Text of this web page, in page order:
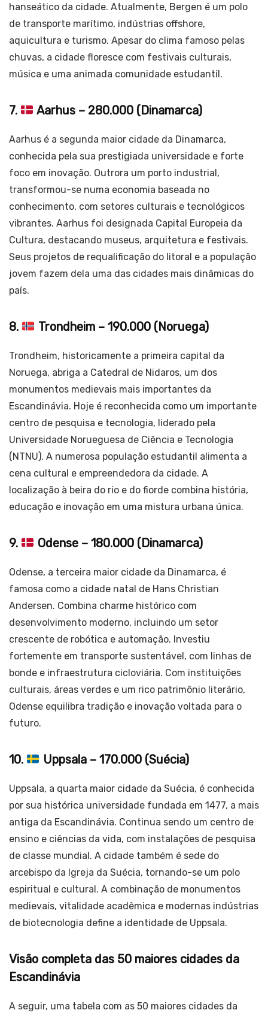
hanseático da cidade. Atualmente, Bergen é um polo
de transporte marítimo, indústrias offshore,
aquicultura e turismo. Apesar do clima famoso pelas
chuvas, a cidade floresce com festivais culturais,
música e uma animada comunidade estudantil.
7. Aarhus – 280.000 (Dinamarca)
Aarhus é a segunda maior cidade da Dinamarca,
conhecida pela sua prestigiada universidade e forte
foco em inovação. Outrora um porto industrial,
transformou-se numa economia baseada no
conhecimento, com setores culturais e tecnológicos
vibrantes. Aarhus foi designada Capital Europeia da
Cultura, destacando museus, arquitetura e festivais.
Seus projetos de requalificação do litoral e a população
jovem fazem dela uma das cidades mais dinâmicas do
país.
8. Trondheim – 190.000 (Noruega)
Trondheim, historicamente a primeira capital da
Noruega, abriga a Catedral de Nidaros, um dos
monumentos medievais mais importantes da
Escandinávia. Hoje é reconhecida como um importante
centro de pesquisa e tecnologia, liderado pela
Universidade Norueguesa de Ciência e Tecnologia
(NTNU). A numerosa população estudantil alimenta a
cena cultural e empreendedora da cidade. A
localização à beira do rio e do fiorde combina história,
educação e inovação em uma mistura urbana única.
9. Odense – 180.000 (Dinamarca)
Odense, a terceira maior cidade da Dinamarca, é
famosa como a cidade natal de Hans Christian
Andersen. Combina charme histórico com
desenvolvimento moderno, incluindo um setor
crescente de robótica e automação. Investiu
fortemente em transporte sustentável, com linhas de
bonde e infraestrutura cicloviária. Com instituições
culturais, áreas verdes e um rico patrimônio literário,
Odense equilibra tradição e inovação voltada para o
futuro.
10. Uppsala – 170.000 (Suécia)
Uppsala, a quarta maior cidade da Suécia, é conhecida
por sua histórica universidade fundada em 1477, a mais
antiga da Escandinávia. Continua sendo um centro de
ensino e ciências da vida, com instalações de pesquisa
de classe mundial. A cidade também é sede do
arcebispo da Igreja da Suécia, tornando-se um polo
espiritual e cultural. A combinação de monumentos
medievais, vitalidade acadêmica e modernas indústrias
de biotecnologia define a identidade de Uppsala.
Visão completa das 50 maiores cidades da
Escandinávia
A seguir, uma tabela com as 50 maiores cidades da